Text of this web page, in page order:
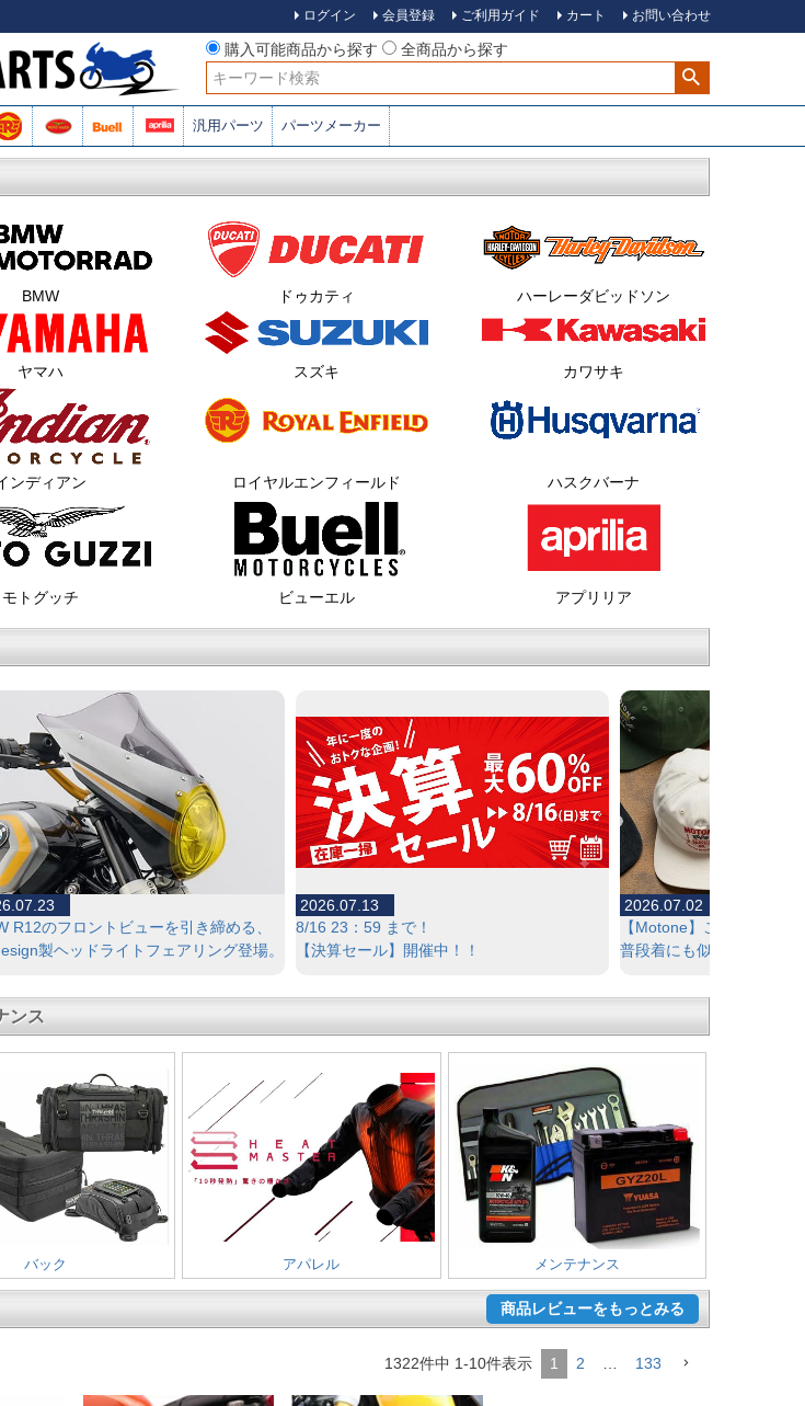
ログイン 会員登録 ご利用ガイド カート お問い合わせ
購入可能商品から探す
全商品から探す
検索
汎用パーツ パーツメーカー
BMW ドゥカティ ハーレーダビッドソン
ヤマハ スズキ カワサキ
ンディアン ロイヤルエンフィールド ハスクバーナ
モトグッチ ビューエル アプリリア
2026.07.02
【Motone】これからの季
普段着にも似合うキャッ
2026.07.13
8/16 23：59 まで！
【決算セール】開催中！！
R12のフロントビューを引き締める、
製ヘッドライトフェアリング登場。
ンス
バック アパレル メンテナンス
商品レビューをもっとみる